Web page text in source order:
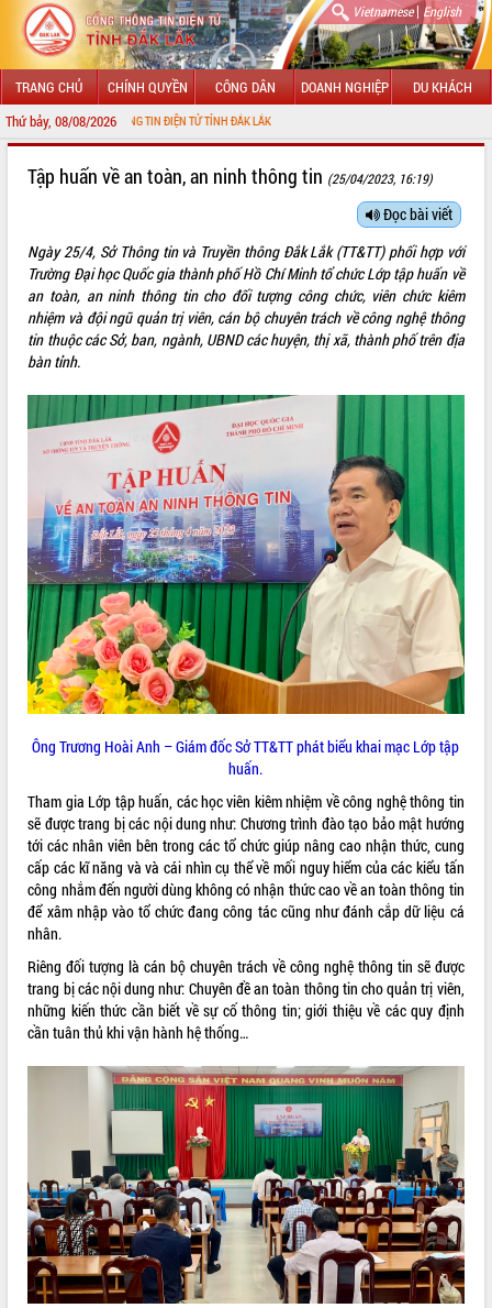
Vietnamese| English
TRANG CHỦ CHÍNH QUYỀN CÔNG DÂN DOANH NGHIỆP DU KHÁCH
Thứ bảy, 08/08/2026
CỔNG THÔNG TIN ĐIỆN TỬ TỈNH ĐẮK LẮK
TIN TỨC SỰ KIỆN
SỞ, BAN, NGÀNH
UBND CÁC XÃ, PHƯỜNG
HỆ THỐNG VĂN BẢN
VĂN BẢN HĐND TỈNH
ĐIỂM TIN VĂN BẢN
QUY HOẠCH - KẾ HOẠCH
VIDEO
Tập huấn về an toàn, an ninh thông tin (25/04/2023, 16:19)
Đọc bài viết
Ngày 25/4, Sở Thông tin và Truyền thông Đắk Lắk (TT&TT) phối hợp với
Trường Đại học Quốc gia thành phố Hồ Chí Minh tổ chức Lớp tập huấn về
an toàn, an ninh thông tin cho đối tượng công chức, viên chức kiêm
nhiệm và đội ngũ quản trị viên, cán bộ chuyên trách về công nghệ thông
tin thuộc các Sở, ban, ngành, UBND các huyện, thị xã, thành phố trên địa
bàn tỉnh.
Ông Trương Hoài Anh – Giám đốc Sở TT&TT phát biểu khai mạc Lớp tập
huấn.
Tham gia Lớp tập huấn, các học viên kiêm nhiệm về công nghệ thông tin
sẽ được trang bị các nội dung như: Chương trình đào tạo bảo mật hướng
tới các nhân viên bên trong các tổ chức giúp nâng cao nhận thức, cung
cấp các kĩ năng và và cái nhìn cụ thể về mối nguy hiểm của các kiểu tấn
công nhắm đến người dùng không có nhận thức cao về an toàn thông tin
để xâm nhập vào tổ chức đang công tác cũng như đánh cắp dữ liệu cá
nhân.
Riêng đối tượng là cán bộ chuyên trách về công nghệ thông tin sẽ được
trang bị các nội dung như: Chuyên đề an toàn thông tin cho quản trị viên,
những kiến thức cần biết về sự cố thông tin; giới thiệu về các quy định
cần tuân thủ khi vận hành hệ thống…